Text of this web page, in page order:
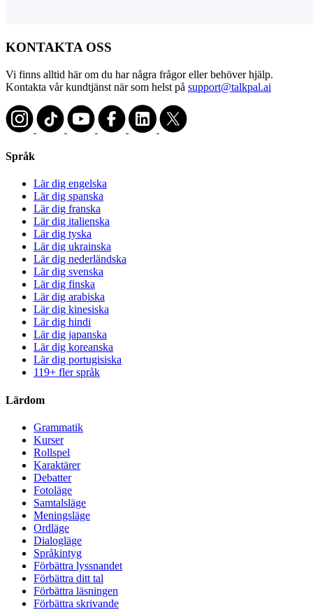
KONTAKTA OSS
Vi finns alltid här om du har några frågor eller behöver hjälp.
Kontakta vår kundtjänst när som helst på support@talkpal.ai
Språk
Lär dig engelska
Lär dig spanska
Lär dig franska
Lär dig italienska
Lär dig tyska
Lär dig ukrainska
Lär dig nederländska
Lär dig svenska
Lär dig finska
Lär dig arabiska
Lär dig kinesiska
Lär dig hindi
Lär dig japanska
Lär dig koreanska
Lär dig portugisiska
119+ fler språk
Lärdom
Grammatik
Kurser
Rollspel
Karaktärer
Debatter
Fotoläge
Samtalsläge
Meningsläge
Ordläge
Dialogläge
Språkintyg
Förbättra lyssnandet
Förbättra ditt tal
Förbättra läsningen
Förbättra skrivande